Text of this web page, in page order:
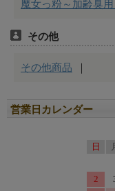
営業日カレンダー